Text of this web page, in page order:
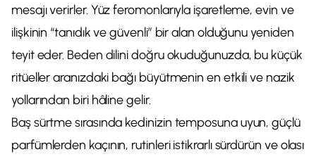
mesajı verirler. Yüz feromonlarıyla işaretleme, evin ve
ilişkinin “tanıdık ve güvenli” bir alan olduğunu yeniden
teyit eder. Beden dilini doğru okuduğunuzda, bu küçük
ritüeller aranızdaki bağı büyütmenin en etkili ve nazik
yollarından biri hâline gelir.
Baş sürtme sırasında kedinizin temposuna uyun, güçlü
parfümlerden kaçının, rutinleri istikrarlı sürdürün ve olası